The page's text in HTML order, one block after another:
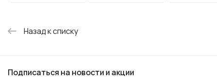
Назад к списку
Подписаться на новости и акции